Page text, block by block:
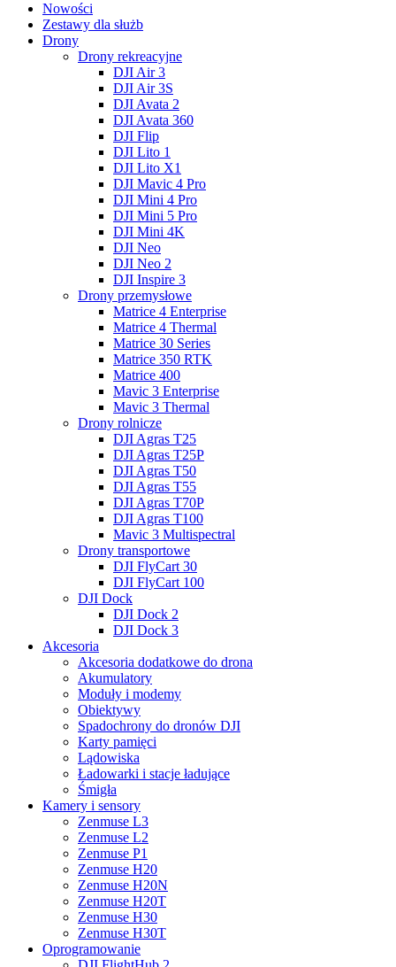
Nowości
Zestawy dla służb
Drony
Drony rekreacyjne
DJI Air 3
DJI Air 3S
DJI Avata 2
DJI Avata 360
DJI Flip
DJI Lito 1
DJI Lito X1
DJI Mavic 4 Pro
DJI Mini 4 Pro
DJI Mini 5 Pro
DJI Mini 4K
DJI Neo
DJI Neo 2
DJI Inspire 3
Drony przemysłowe
Matrice 4 Enterprise
Matrice 4 Thermal
Matrice 30 Series
Matrice 350 RTK
Matrice 400
Mavic 3 Enterprise
Mavic 3 Thermal
Drony rolnicze
DJI Agras T25
DJI Agras T25P
DJI Agras T50
DJI Agras T55
DJI Agras T70P
DJI Agras T100
Mavic 3 Multispectral
Drony transportowe
DJI FlyCart 30
DJI FlyCart 100
DJI Dock
DJI Dock 2
DJI Dock 3
Akcesoria
Akcesoria dodatkowe do drona
Akumulatory
Moduły i modemy
Obiektywy
Spadochrony do dronów DJI
Karty pamięci
Lądowiska
Ładowarki i stacje ładujące
Śmigła
Kamery i sensory
Zenmuse L3
Zenmuse L2
Zenmuse P1
Zenmuse H20
Zenmuse H20N
Zenmuse H20T
Zenmuse H30
Zenmuse H30T
Oprogramowanie